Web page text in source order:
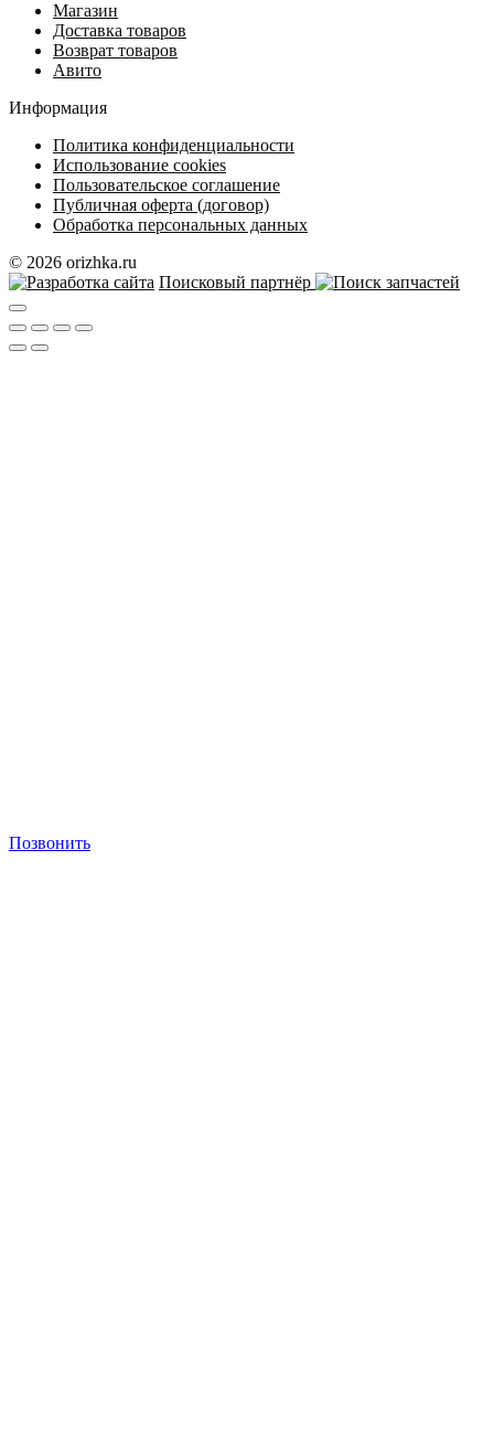
Магазин
Доставка товаров
Возврат товаров
Авито
Информация
Политика конфиденциальности
Использование cookies
Пользовательское соглашение
Публичная оферта (договор)
Обработка персональных данных
© 2026 orizhka.ru
Поисковый партнёр
Позвонить